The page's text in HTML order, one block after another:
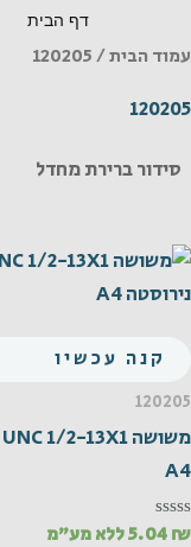
לתוכן
דף הבית
עמוד הבית/ 120205
120205
קנה עכשיו
120205
A4
דורג5.04₪
ללא מע"מ